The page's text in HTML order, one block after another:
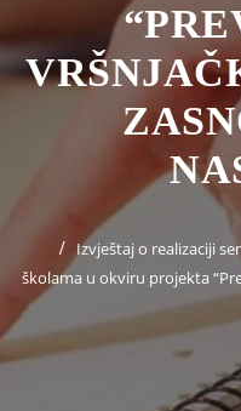
Izvještaj o realizaciji
školama u okviru projekta